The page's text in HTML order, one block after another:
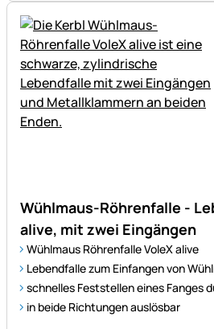
Wühlmaus-Röhrenfalle -
alive, mit zwei Eingängen
Wühlmaus Röhrenfalle VoleX alive
Lebendfalle zum Einfangen von
schnelles Feststellen eines Fanges
in beide Richtungen auslösbar